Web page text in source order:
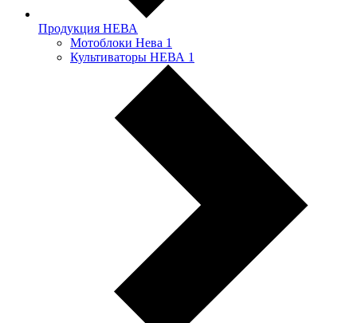
Продукция НЕВА
Мотоблоки Нева 1
Культиваторы НЕВА 1